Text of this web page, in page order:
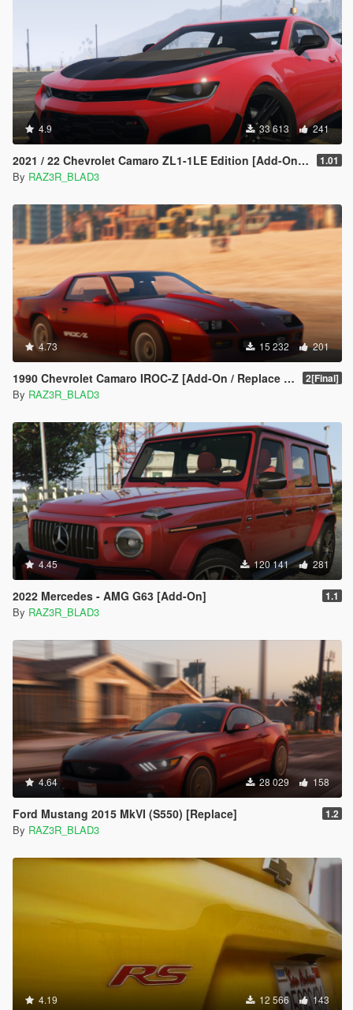
4.9 33 613 241
2021 / 22 Chevrolet Camaro ZL1-1LE Edition [Add-On | Extras] 1.01
By RAZ3R_BLAD3
4.73 15 232 201
1990 Chevrolet Camaro IROC-Z [Add-On / Replace | LODs] 2[Final]
By RAZ3R_BLAD3
4.45 120 141 281
2022 Mercedes - AMG G63 [Add-On] 1.1
By RAZ3R_BLAD3
4.64 28 029 158
Ford Mustang 2015 MkVI (S550) [Replace] 1.2
By RAZ3R_BLAD3
4.19 12 566 143